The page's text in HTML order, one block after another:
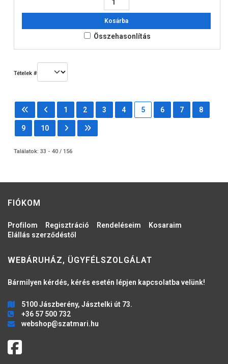
Kosárba
Összehasonlítás
Tételek #
1 2 3 4 5 6 7 8
9 10
Találatok: 33 - 40 / 156
FIÓKOM
Profilom Regisztráció Rendeléseim
Kosaraim
Elállás szerződéstől
WEBÁRUHÁZ, ÜGYFÉLSZOLGÁLAT
Bármilyen kérdés, kérés esetén lépjen kapcsolatba velünk!
5100 Jászberény, Jásztelki út 73.
+36 57 500 732
webshop@szatmari.hu